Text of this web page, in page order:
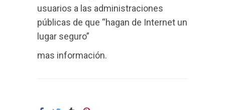
usuarios a las administraciones
públicas de que “hagan de Internet un
lugar seguro”
mas información.